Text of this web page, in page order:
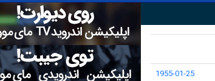
1955-01-25